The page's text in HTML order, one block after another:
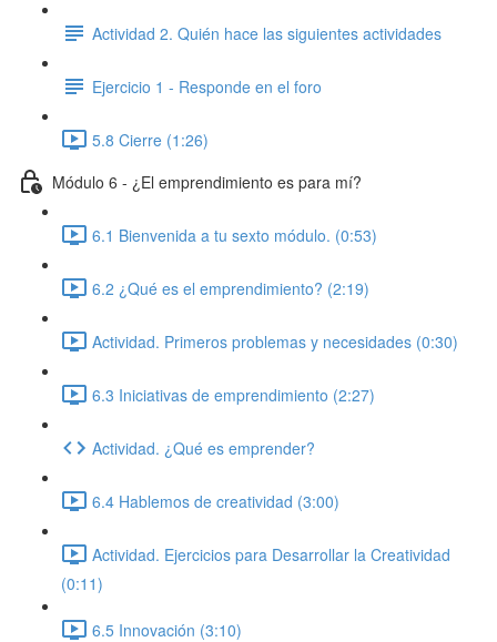
Actividad 2. Quién hace las siguientes actividades
Ejercicio 1 - Responde en el foro
5.8 Cierre (1:26)
Módulo 6 - ¿El emprendimiento es para mí?
6.1 Bienvenida a tu sexto módulo. (0:53)
6.2 ¿Qué es el emprendimiento? (2:19)
Actividad. Primeros problemas y necesidades (0:30)
6.3 Iniciativas de emprendimiento (2:27)
Actividad. ¿Qué es emprender?
6.4 Hablemos de creatividad (3:00)
Actividad. Ejercicios para Desarrollar la Creatividad
(0:11)
6.5 Innovación (3:10)